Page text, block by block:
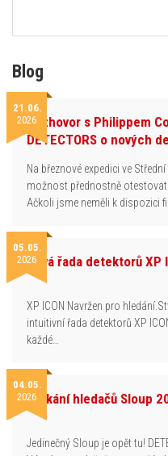
Blog
21.06.
2026Rozhovor s Philippem
DETECTORS o nových
Na březnové expedici ve
možnost přednostně otestovat
Ačkoli jsme neměli k dispozici
05.05.
2026Nová řada detektorů XP
XP ICON Navržen pro
intuitivní řada detektorů XP
každé…
04.05.
2026Setkání hledačů Sloup
Jedinečný Sloup je opět tu!